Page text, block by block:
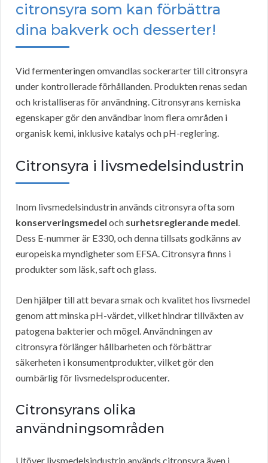
citronsyra som kan förbättra
dina bakverk och desserter!
Vid fermenteringen omvandlas sockerarter till citronsyra
under kontrollerade förhållanden. Produkten renas sedan
och kristalliseras för användning. Citronsyrans kemiska
egenskaper gör den användbar inom flera områden i
organisk kemi, inklusive katalys och pH-reglering.
Citronsyra i livsmedelsindustrin
Inom livsmedelsindustrin används citronsyra ofta som
konserveringsmedel och surhetsreglerande medel.
Dess E-nummer är E330, och denna tillsats godkänns av
europeiska myndigheter som EFSA. Citronsyra finns i
produkter som läsk, saft och glass.
Den hjälper till att bevara smak och kvalitet hos livsmedel
genom att minska pH-värdet, vilket hindrar tillväxten av
patogena bakterier och mögel. Användningen av
citronsyra förlänger hållbarheten och förbättrar
säkerheten i konsumentprodukter, vilket gör den
oumbärlig för livsmedelsproducenter.
Citronsyrans olika
användningsområden
Utöver livsmedelsindustrin används citronsyra även i